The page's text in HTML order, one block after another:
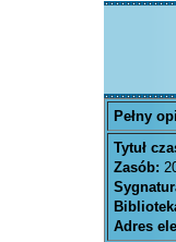
Pełny
Tytuł
Zasób:
Adres